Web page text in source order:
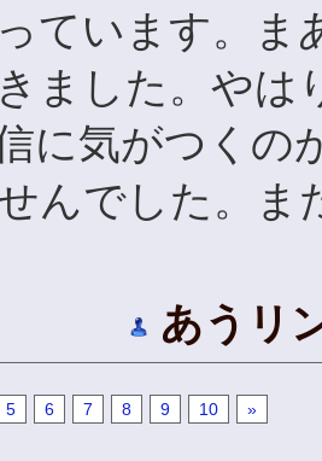
ています。ま
ました。やは
に気がつくの
んでした。ま
あうリ
5 6 7 8 9 10 »